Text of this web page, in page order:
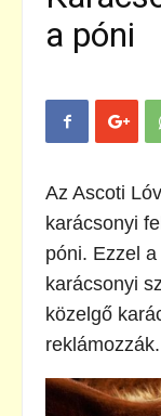
a póni
Az Ascoti
karácsonyi
póni. Ezzel
karácsonyi
közelgő
reklámozzák.